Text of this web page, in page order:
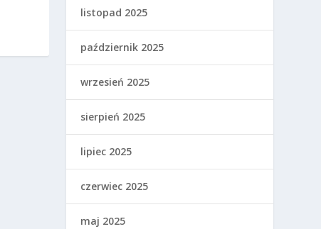
listopad 2025
październik 2025
wrzesień 2025
sierpień 2025
lipiec 2025
czerwiec 2025
maj 2025